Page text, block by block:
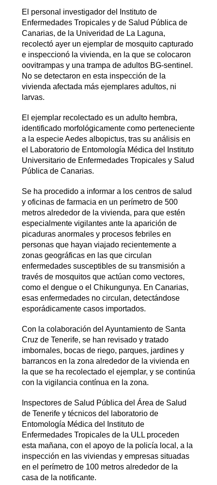
El personal investigador del Instituto de
Enfermedades Tropicales y de Salud Pública de
Canarias, de la Univeridad de La Laguna,
recolectó ayer un ejemplar de mosquito capturado
e inspeccionó la vivienda, en la que se colocaron
oovitrampas y una trampa de adultos BG-sentinel.
No se detectaron en esta inspección de la
vivienda afectada más ejemplares adultos, ni
larvas.
El ejemplar recolectado es un adulto hembra,
identificado morfológicamente como perteneciente
a la especie Aedes albopictus, tras su análisis en
el Laboratorio de Entomología Médica del Instituto
Universitario de Enfermedades Tropicales y Salud
Pública de Canarias.
Se ha procedido a informar a los centros de salud
y oficinas de farmacia en un perímetro de 500
metros alrededor de la vivienda, para que estén
especialmente vigilantes ante la aparición de
picaduras anormales y procesos febriles en
personas que hayan viajado recientemente a
zonas geográficas en las que circulan
enfermedades susceptibles de su transmisión a
través de mosquitos que actúan como vectores,
como el dengue o el Chikungunya. En Canarias,
esas enfermedades no circulan, detectándose
esporádicamente casos importados.
Con la colaboración del Ayuntamiento de Santa
Cruz de Tenerife, se han revisado y tratado
imbornales, bocas de riego, parques, jardines y
barrancos en la zona alrededor de la vivienda en
la que se ha recolectado el ejemplar, y se continúa
con la vigilancia contínua en la zona.
Inspectores de Salud Pública del Área de Salud
de Tenerife y técnicos del laboratorio de
Entomología Médica del Instituto de
Enfermedades Tropicales de la ULL proceden
esta mañana, con el apoyo de la policía local, a la
inspección en las viviendas y empresas situadas
en el perímetro de 100 metros alrededor de la
casa de la notificante.